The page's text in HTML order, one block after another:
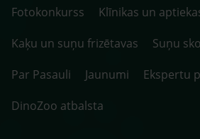
Fotokonkurss
Klīnikas un
Kaķu un suņu frizētavas
Suņu
Par Pasauli
Jaunumi
Ekspertu
DinoZoo atbalsta